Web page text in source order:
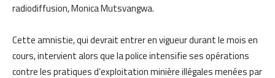
radiodiffusion, Monica Mutsvangwa.
Cette amnistie, qui devrait entrer en vigueur durant le mois en
cours, intervient alors que la police intensifie ses opérations
contre les pratiques d’exploitation minière illégales menées par